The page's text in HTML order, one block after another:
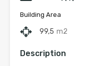
Building Area
99,5 m2
Description